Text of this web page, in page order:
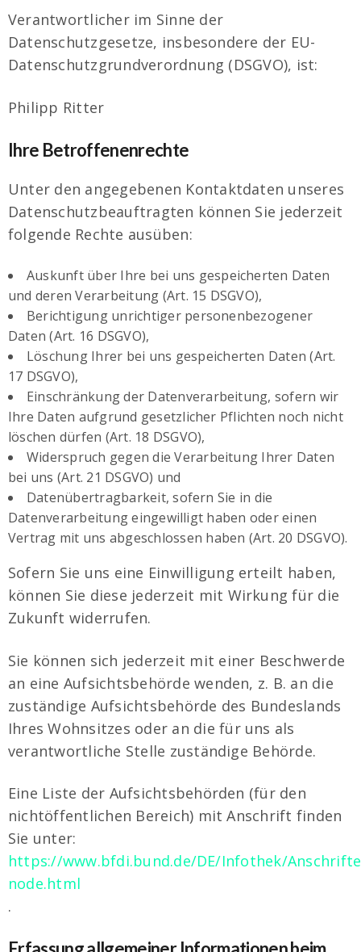
Verantwortlicher im Sinne der
Datenschutzgesetze, insbesondere der EU-
Datenschutzgrundverordnung (DSGVO), ist:
Philipp Ritter
Ihre Betroffenenrechte
Unter den angegebenen Kontaktdaten unseres
Datenschutzbeauftragten können Sie jederzeit
folgende Rechte ausüben:
Auskunft über Ihre bei uns gespeicherten Daten
und deren Verarbeitung (Art. 15 DSGVO),
Berichtigung unrichtiger personenbezogener
Daten (Art. 16 DSGVO),
Löschung Ihrer bei uns gespeicherten Daten (Art.
17 DSGVO),
Einschränkung der Datenverarbeitung, sofern wir
Ihre Daten aufgrund gesetzlicher Pflichten noch nicht
löschen dürfen (Art. 18 DSGVO),
Widerspruch gegen die Verarbeitung Ihrer Daten
bei uns (Art. 21 DSGVO) und
Datenübertragbarkeit, sofern Sie in die
Datenverarbeitung eingewilligt haben oder einen
Vertrag mit uns abgeschlossen haben (Art. 20 DSGVO).
Sofern Sie uns eine Einwilligung erteilt haben,
können Sie diese jederzeit mit Wirkung für die
Zukunft widerrufen.
Sie können sich jederzeit mit einer Beschwerde
an eine Aufsichtsbehörde wenden, z. B. an die
zuständige Aufsichtsbehörde des Bundeslands
Ihres Wohnsitzes oder an die für uns als
verantwortliche Stelle zuständige Behörde.
Eine Liste der Aufsichtsbehörden (für den
nichtöffentlichen Bereich) mit Anschrift finden
Sie unter:
https://www.bfdi.bund.de/DE/Infothek/
node.html
.